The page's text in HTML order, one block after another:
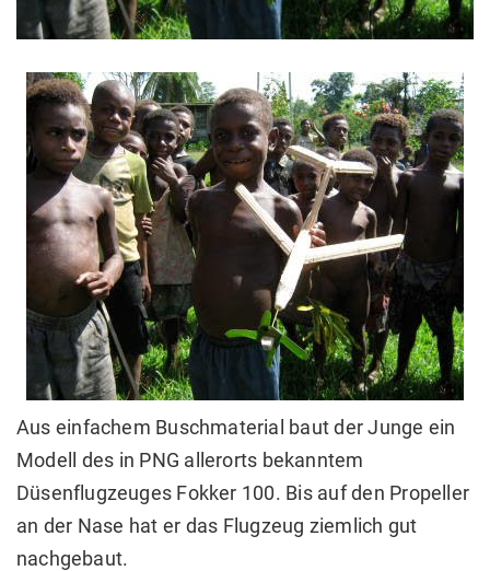
Aus einfachem Buschmaterial baut der Junge ein
Modell des in PNG allerorts bekanntem
Düsenflugzeuges Fokker 100. Bis auf den Propeller
an der Nase hat er das Flugzeug ziemlich gut
nachgebaut.